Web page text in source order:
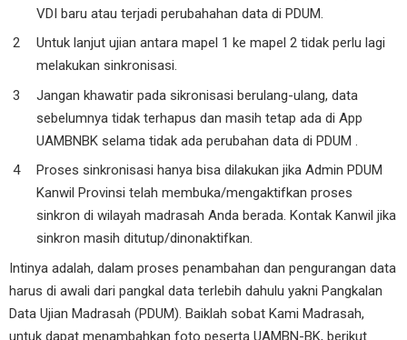
VDI baru atau terjadi perubahahan data di PDUM.
Untuk lanjut ujian antara mapel 1 ke mapel 2 tidak perlu lagi
melakukan sinkronisasi.
Jangan khawatir pada sikronisasi berulang-ulang, data
sebelumnya tidak terhapus dan masih tetap ada di App
UAMBNBK selama tidak ada perubahan data di PDUM .
Proses sinkronisasi hanya bisa dilakukan jika Admin PDUM
Kanwil Provinsi telah membuka/mengaktifkan proses
sinkron di wilayah madrasah Anda berada. Kontak Kanwil jika
sinkron masih ditutup/dinonaktifkan.
Intinya adalah, dalam proses penambahan dan pengurangan data
harus di awali dari pangkal data terlebih dahulu yakni Pangkalan
Data Ujian Madrasah (PDUM). Baiklah sobat Kami Madrasah,
untuk dapat menambahkan foto peserta UAMBN-BK, berikut